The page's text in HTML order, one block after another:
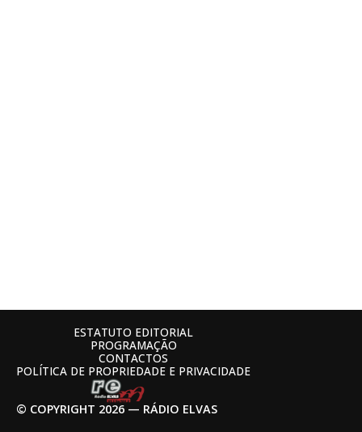
© COPYRIGHT 2026 — RÁDIO ELVAS
ESTATUTO EDITORIAL
PROGRAMAÇÃO
CONTACTOS
POLÍTICA DE PROPRIEDADE E PRIVACIDADE